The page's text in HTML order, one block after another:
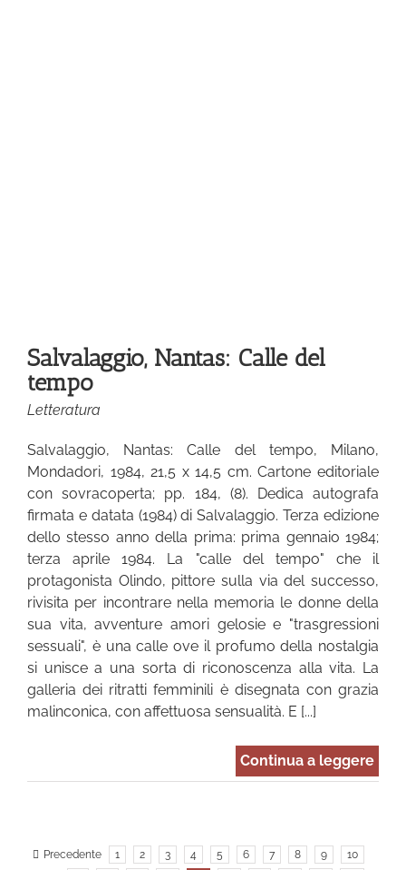
Salvalaggio, Nantas: Calle del
tempo
Letteratura
Salvalaggio, Nantas: Calle del tempo, Milano,
Mondadori, 1984, 21,5 x 14,5 cm. Cartone editoriale
con sovracoperta; pp. 184, (8). Dedica autografa
firmata e datata (1984) di Salvalaggio. Terza edizione
dello stesso anno della prima: prima gennaio 1984;
terza aprile 1984. La "calle del tempo" che il
protagonista Olindo, pittore sulla via del successo,
rivisita per incontrare nella memoria le donne della
sua vita, avventure amori gelosie e "trasgressioni
sessuali", è una calle ove il profumo della nostalgia
si unisce a una sorta di riconoscenza alla vita. La
galleria dei ritratti femminili è disegnata con grazia
malinconica, con affettuosa sensualità. E [...]
Continua a leggere
Precedente 1 2 3 4 5 6 7 8 9
10